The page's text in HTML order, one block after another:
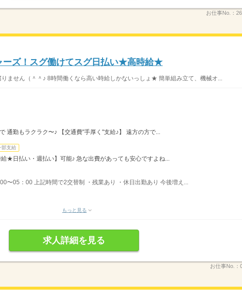
お仕事No.：
ーズ！スグ働けてスグ日払い★高時給★
ません（＾＾♪ 8時間働くなら高い時給しかないっしょ★ 簡単組み立て、機械オ...
通勤もラクラク〜♪ 【交通費"手厚く"支給♪】 遠方の方で...
部支給
給★日払い・週払い】可能♪ 急な出費があっても安心ですよね...
〜05：00 上記時間で2交替制 ・残業あり ・休日出勤あり 今後増え...
もっと見る
求人詳細を見る
お仕事No.：